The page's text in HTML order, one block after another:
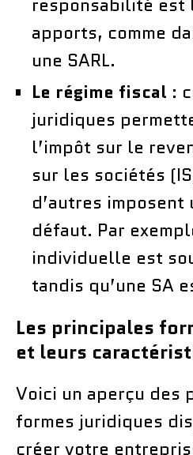
responsabilité est
apports, comme
une SARL.
Le régime fiscal :
juridiques
l’impôt sur le
sur les sociétés
d’autres imposent
défaut. Par
individuelle est
tandis qu’une SA
Les principales
et leurs
Voici un aperçu des
formes juridiques
créer votre